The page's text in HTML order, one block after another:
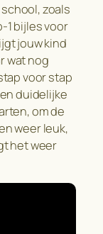
zoals
1 bijles voor
jouw kind
wat nog
voor stap
duidelijke
om de
weer leuk,
het weer